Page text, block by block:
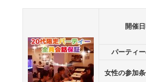
開催
パーティ
女性の参加